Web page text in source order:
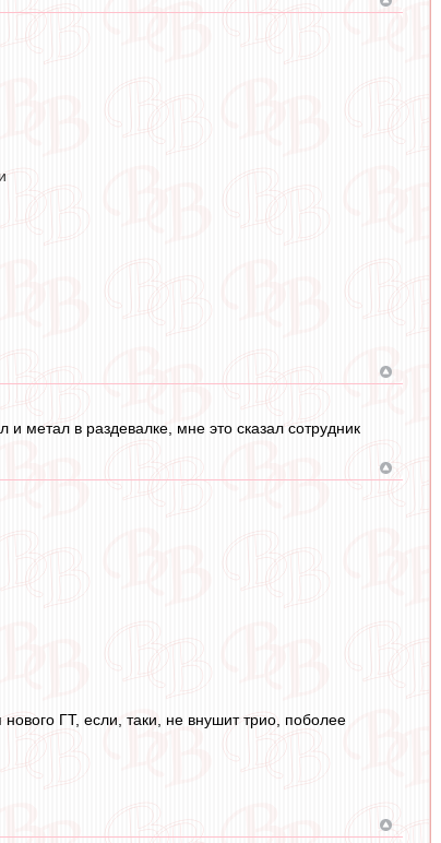
метал в раздевалке, мне это сказал сотрудник
ГТ, если, таки, не внушит трио, поболее